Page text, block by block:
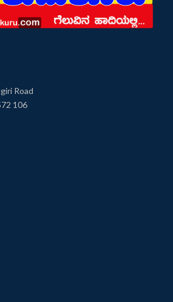
Road
106